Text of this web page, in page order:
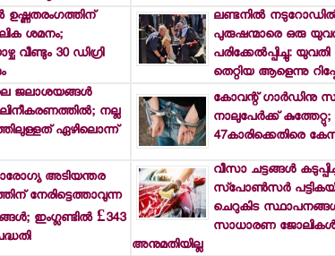
ശമനം;
വീണ്ടും 30 ഡിഗ്രി
ലണ്ടനില്‍
പുരുഷന്മാരെ ഒരു
പരിക്കേല്‍പ്പിച്ചു:
തെറ്റിയ ആളെന്നു
ജലാശയങ്ങള്‍
നല്ല
ഏഴിലൊന്ന്
കോവന്റ് ഗാര്‍ഡിനു
നാലുപേര്‍ക്ക് കുത്തേറ്റു;
47കാരിക്കെതിരെ
അടിയന്തര
നേരിട്ടെത്താവുന്ന
ഇംഗ്ലണ്ടില്‍ £343
വീസാ ചട്ടങ്ങള്‍
സ്‌പോണ്‍സര്‍
ചെറുകിട
സാധാരണ
അനുമതിയില്ല